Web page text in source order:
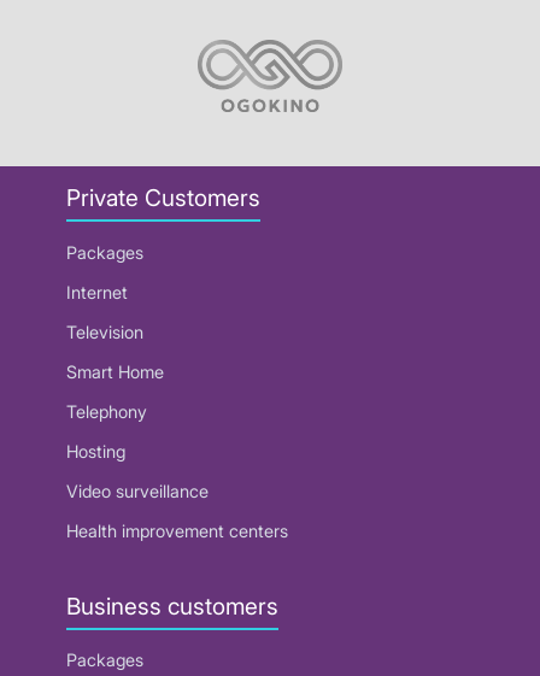
Private Customers
Packages
Internet
Television
Smart Home
Telephony
Hosting
Video surveillance
Health improvement centers
Business customers
Packages